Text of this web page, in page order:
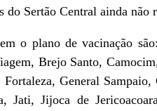
Sertão Central ainda não
o plano de vacinação
Brejo Santo,
General
Jati, Jijoca de